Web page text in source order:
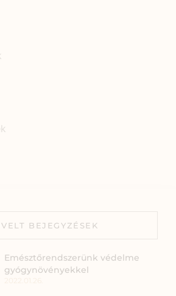
BEJEGYZÉSEK
Emésztőrendszerünk védelme
gyógynövényekkel